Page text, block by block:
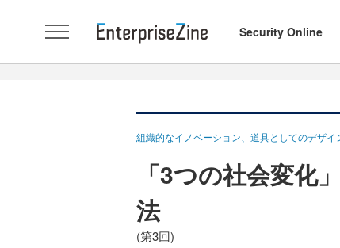
Security Online
組織的なイノベーション、道具としてのデザイ
「3つの社会変化
法
(第3回)